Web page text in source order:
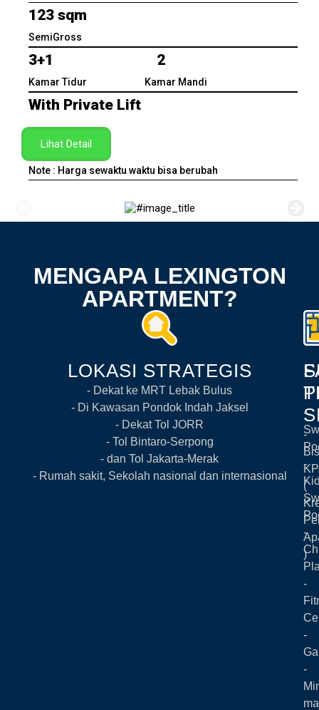
123 sqm
SemiGross
3+1 2
Kamar Tidur Kamar Mandi
With Private Lift
Lihat Detail
Note : Harga sewaktu waktu bisa berubah
MENGAPA LEXINGTON
APARTMENT?
LOKASI STRATEGIS
- Dekat ke MRT Lebak Bulus
- Di Kawasan Pondok Indah Jaksel
- Dekat Tol JORR
- Tol Bintaro-Serpong
- dan Tol Jakarta-Merak
- Rumah sakit, Sekolah nasional dan internasional
-
(
)
-
-
-
-
-
-